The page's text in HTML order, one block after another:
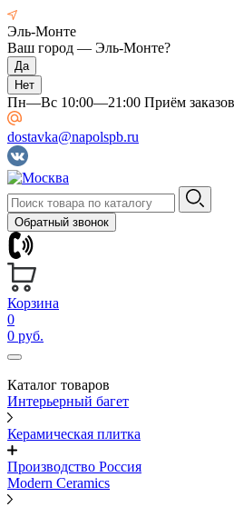
Эль-Монте
Ваш город — Эль-Монте?
Пн—Вс 10:00—21:00 Приём
dostavka@napolspb.ru
Обратный звонок
Корзина
0
0 руб.
Каталог товаров
Интерьерный багет
Керамическая плитка
Производство Россия
Modern Ceramics